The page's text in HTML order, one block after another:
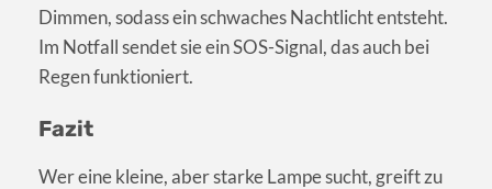
Dimmen, sodass ein schwaches Nachtlicht entsteht.
Im Notfall sendet sie ein SOS-Signal, das auch bei
Regen funktioniert.
Fazit
Wer eine kleine, aber starke Lampe sucht, greift zu